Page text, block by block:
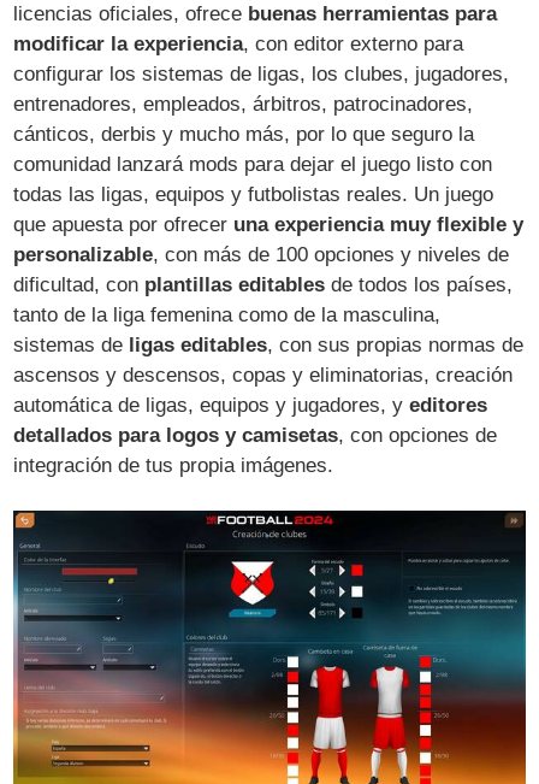
licencias oficiales, ofrece buenas herramientas para
modificar la experiencia, con editor externo para
configurar los sistemas de ligas, los clubes, jugadores,
entrenadores, empleados, árbitros, patrocinadores,
cánticos, derbis y mucho más, por lo que seguro la
comunidad lanzará mods para dejar el juego listo con
todas las ligas, equipos y futbolistas reales. Un juego
que apuesta por ofrecer una experiencia muy flexible y
personalizable, con más de 100 opciones y niveles de
dificultad, con plantillas editables de todos los países,
tanto de la liga femenina como de la masculina,
sistemas de ligas editables, con sus propias normas de
ascensos y descensos, copas y eliminatorias, creación
automática de ligas, equipos y jugadores, yeditores
detallados para logos y camisetas, con opciones de
integración de tus propia imágenes.